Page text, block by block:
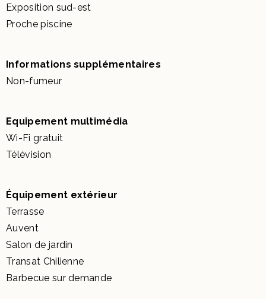
Exposition sud-est
Proche piscine
Informations supplémentaires
Non-fumeur
Equipement multimédia
Wi-Fi gratuit
Télévision
Équipement extérieur
Terrasse
Auvent
Salon de jardin
Transat Chilienne
Barbecue sur demande